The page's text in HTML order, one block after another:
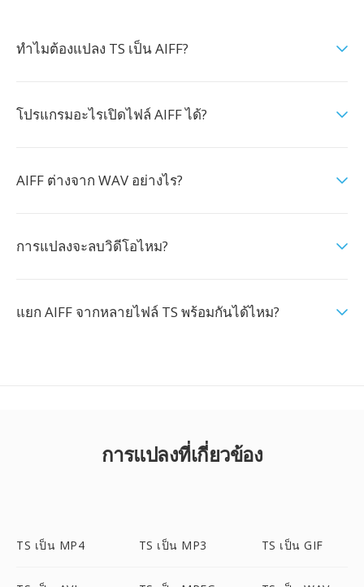
ทำไมต้องแปลง TS เป็น AIFF?
โปรแกรมอะไรเปิดไฟล์ AIFF ได้?
AIFF ต่างจาก WAV อย่างไร?
การแปลงจะลบวิดีโอไหม?
แยก AIFF จากหลายไฟล์ TS พร้อมกันได้ไหม?
การแปลงที่เกี่ยวข้อง
TS เป็น MP4 TS เป็น MP3 TS เป็น GIF